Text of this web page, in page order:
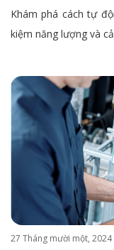
Khám phá cách tự
kiệm năng lượng và
27 Tháng mười một, 2024